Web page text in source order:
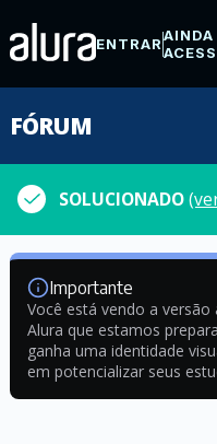
ENTRARAINDA
FÓRUM
SOLUCIONADO
Importante
Você está vendo a
Alura que estamos
ganha uma identidade
em potencializar seus